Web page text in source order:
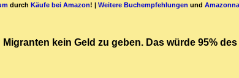
durch Käufe bei Amazon! | Weitere Buchempfehlungen und
kein Geld zu geben. Das würde 95%